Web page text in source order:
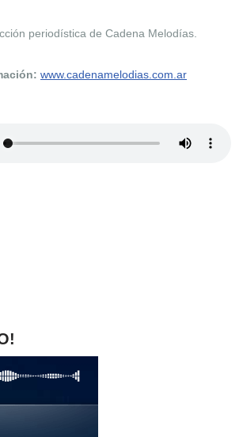
periodística de Cadena Melodías.
www.cadenamelodias.com.ar